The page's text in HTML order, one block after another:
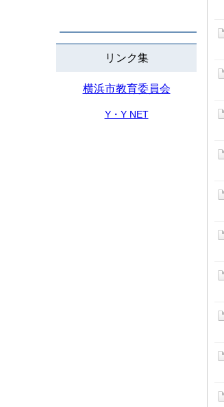
リンク集
横浜市教育委員会
Y・Y NET